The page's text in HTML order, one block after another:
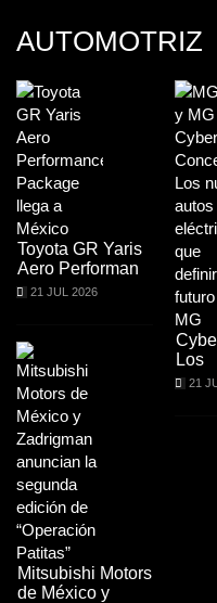
AUTOMOTRIZ
Toyota GR Yaris
Aero Performan
21 JUL 2026
Mitsubishi Motors
de México y
Los
21